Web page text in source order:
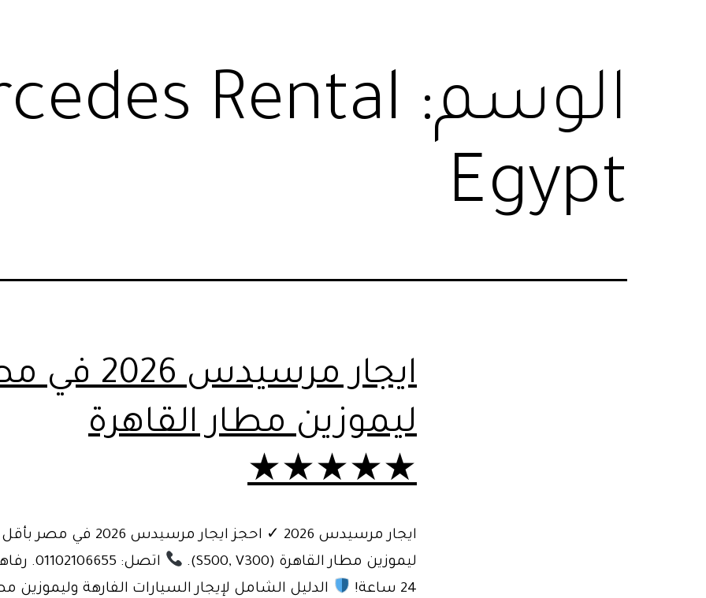
الوسم: Rental
Egypt
ايجار مرسيدس
ليموزين مطار القاهرة
★★★★★
ايجار مرسيدس 2026 ✓ احجز ايجار مرسيدس 2026 في مصر بأقل سعر.
ليموزين مطار القاهرة (S500, V300).
اتصل:
24 ساعة!